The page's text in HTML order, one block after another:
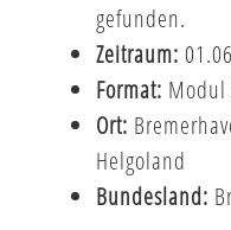
gefunden.
Zeitraum:
Format:
Ort:
Helgoland
Bundesland: